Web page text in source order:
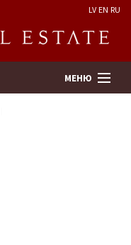
LV EN RU
МЕНЮ